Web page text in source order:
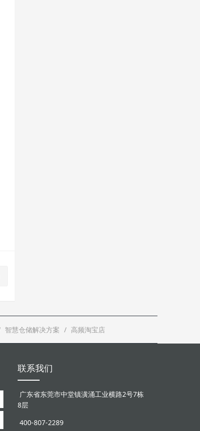
智慧仓储解决方案 高频淘宝店
联系我们
广东省东莞市中堂镇潢涌工业横路2号7栋
8层
400-807-2289